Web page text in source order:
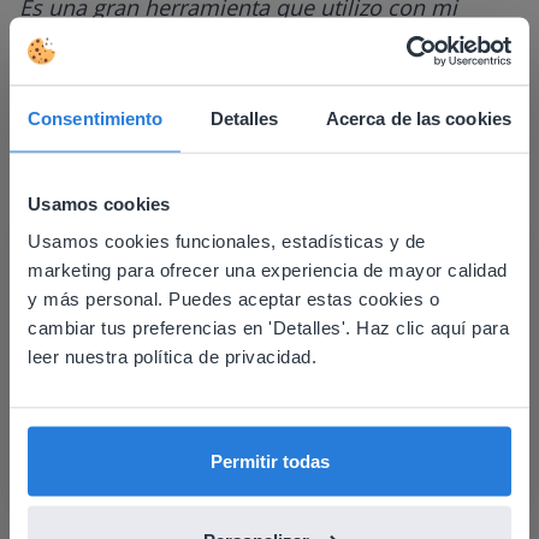
Consentimiento Detalles Acerca de las cookies
Usamos cookies
Usamos cookies funcionales, estadísticas y de
marketing para ofrecer una experiencia de mayor calidad
y más personal. Puedes aceptar estas cookies o
cambiar tus preferencias en 'Detalles'. Haz clic aquí para
leer nuestra política de privacidad.
Permitir todas
Es una gran herramienta que utilizo con mi
pizarra y con la formación a distancia.
Carol Collack
This website doesn't match
your location
Based on your location, we think you might
prefer to visit our English website. There you'll
English
Español